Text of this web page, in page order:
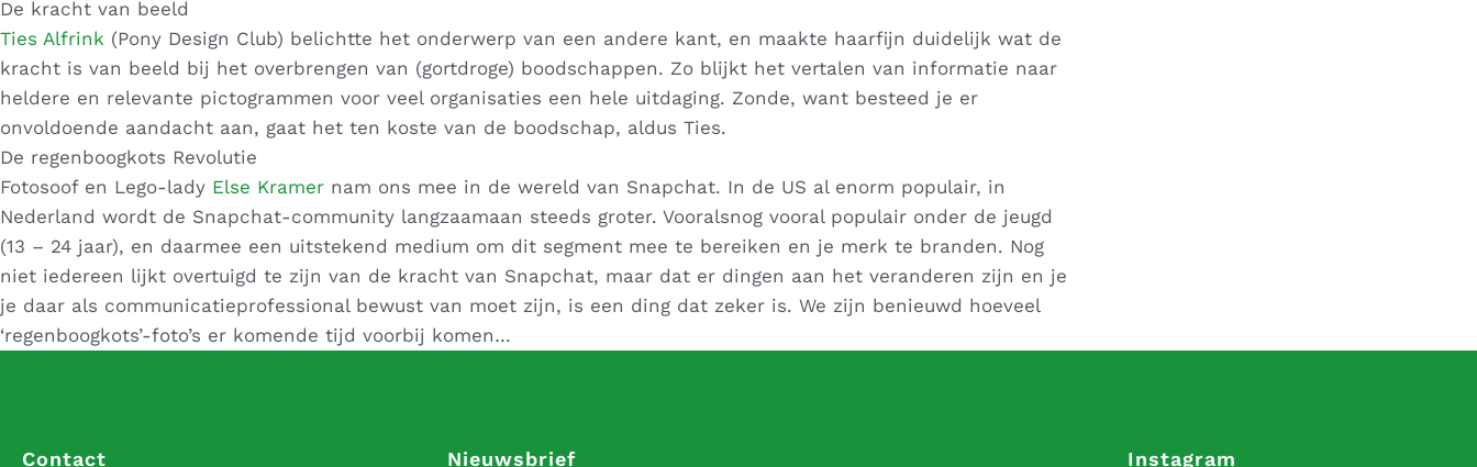
De kracht van beeld
Ties Alfrink (Pony Design Club) belichtte het onderwerp van een andere kant, en maakte haarfijn duidelijk wat de
kracht is van beeld bij het overbrengen van (gortdroge) boodschappen. Zo blijkt het vertalen van informatie naar
heldere en relevante pictogrammen voor veel organisaties een hele uitdaging. Zonde, want besteed je er
onvoldoende aandacht aan, gaat het ten koste van de boodschap, aldus Ties.
De regenboogkots Revolutie
Fotosoof en Lego-lady Else Kramer nam ons mee in de wereld van Snapchat. In de US al enorm populair, in
Nederland wordt de Snapchat-community langzaamaan steeds groter. Vooralsnog vooral populair onder de jeugd
(13 – 24 jaar), en daarmee een uitstekend medium om dit segment mee te bereiken en je merk te branden. Nog
niet iedereen lijkt overtuigd te zijn van de kracht van Snapchat, maar dat er dingen aan het veranderen zijn en je
je daar als communicatieprofessional bewust van moet zijn, is een ding dat zeker is. We zijn benieuwd hoeveel
‘regenboogkots’-foto’s er komende tijd voorbij komen…
Contact Nieuwsbrief Instagram